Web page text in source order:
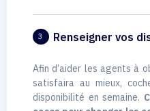
3 Renseigner vos
Afin d’aider les agents à
satisfaira au mieux,
disponibilité en semaine.